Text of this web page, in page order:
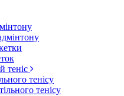
теніс
тенісу
тенісу